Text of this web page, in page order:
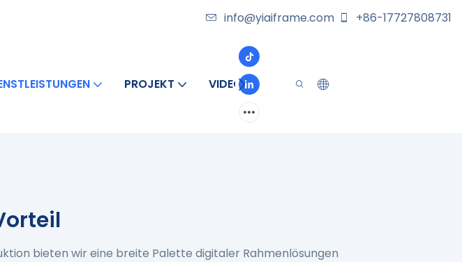
info@yiaiframe.com +86-17727808731
PROJEKT VIDEO KONTAKT
bieten wir eine breite Palette digitaler Rahmenlösungen